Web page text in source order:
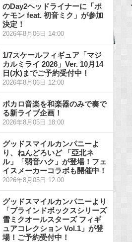
のDay2ヘッドライナーに「ポ
ケモン feat. 初音ミク」が参加
決定！
2026年8月06日 14:00
1/7スケールフィギュア「マジ
カルミライ 2026」Ver. 10月14
日(水)までご予約受付中！
2026年8月06日 12:00
ボカロ音楽を和楽器のみで奏で
る新ライブ企画！
2026年8月05日 18:00
グッドスマイルカンパニーよ
り、ねんどろいど 「亞北ネ
ル」「弱音ハク」が登場！フェ
イスメーカーコラボも開催中！
2026年8月05日 12:00
グッドスマイルカンパニーより
「ブラインドボックスシリーズ
雪ミクオールスターズ フィギ
ュアコレクション Vol.1」が登
場！ご予約受付中！